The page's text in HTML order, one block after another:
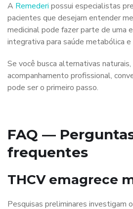
A Remederi possui especialistas
pacientes que desejam entender
medicinal pode fazer parte de uma
integrativa para saúde metabólica e
Se você busca alternativas
acompanhamento profissional,
pode ser o primeiro passo.
FAQ —
frequentes
THCV emagrece
Pesquisas preliminares investigam